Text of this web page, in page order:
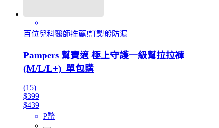
百位兒科醫師推薦!訂製般防漏
Pampers 幫寶適 極上守護一級幫拉拉褲
(M/L/L+)_單包購
(15)
$399
$439
P幣